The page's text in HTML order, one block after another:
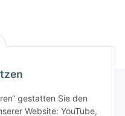
gestatten Sie den
Website: YouTube,